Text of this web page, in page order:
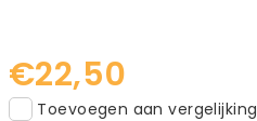
€22,50
Toevoegen aan vergelijking